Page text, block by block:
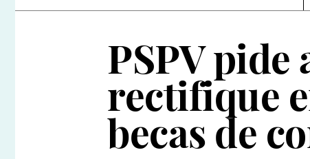
PSPV pide
rectifique
becas de